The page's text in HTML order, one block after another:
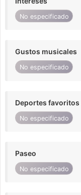
No especificado
Gustos musicales
No especificado
Deportes favoritos
No especificado
Paseo
No especificado